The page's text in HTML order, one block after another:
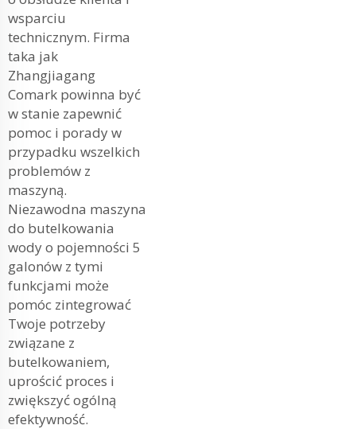
wsparciu
technicznym. Firma
taka jak
Zhangjiagang
Comark powinna być
w stanie zapewnić
pomoc i porady w
przypadku wszelkich
problemów z
maszyną.
Niezawodna maszyna
do butelkowania
wody o pojemności 5
galonów z tymi
funkcjami może
pomóc zintegrować
Twoje potrzeby
związane z
butelkowaniem,
uprościć proces i
zwiększyć ogólną
efektywność.